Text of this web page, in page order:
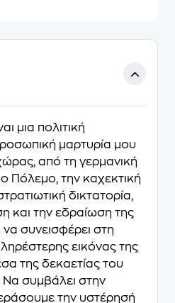
μια πολιτική
μαρτυρία μου
από τη γερμανική
Πόλεμο, την καχεκτική
δικτατορία,
και την εδραίωση της
συνεισφέρει στη
εικόνας της
της δεκαετίας του
Να συμβάλει στην
την υστέρησή